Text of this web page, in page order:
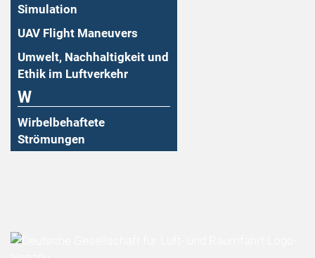
Simulation
UAV Flight Maneuvers
Umwelt, Nachhaltigkeit und
Ethik im Luftverkehr
W
Wirbelbehaftete
Strömungen